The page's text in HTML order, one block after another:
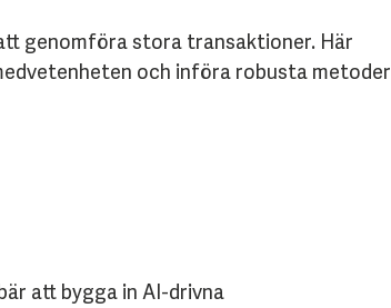
genomföra stora transaktioner. Här
och införa robusta metoder
att bygga in AI-drivna